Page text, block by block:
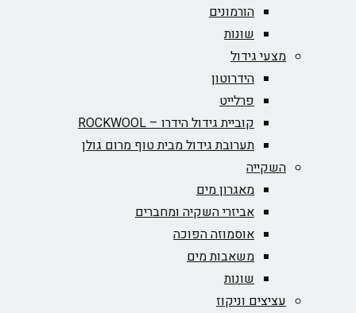
הורמונים
שונות
מצעי גידול
הידרוטון
פרלייט
קוביית גידול הידרו – ROCKWOOL‏
תערובת גידול מבית טוף מרום גולן
השקייה
מאגרון מים
אביזרי השקיה ומחברים
אוסמוזה הפוכה
משאבות מים
שונות
עציצים וניקוז